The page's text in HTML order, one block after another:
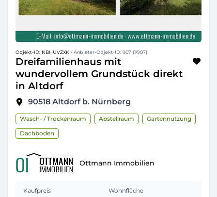
Objekt-ID: NBHUVZXK / Anbieter-Objekt-ID: 907 (1/907)
Dreifamilienhaus mit
wundervollem Grundstück direkt
in Altdorf
90518 Altdorf b. Nürnberg
Wasch- / Trockenraum Abstellraum
Gartennutzung
Dachboden
Ottmann Immobilien
Kaufpreis Wohnfläche